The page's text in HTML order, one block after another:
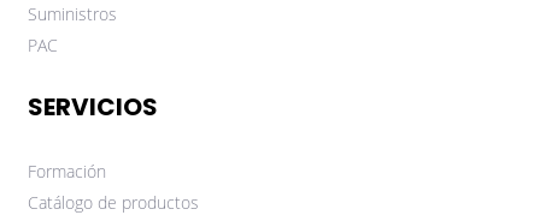
Suministros
PAC
SERVICIOS
Formación
Catálogo de productos